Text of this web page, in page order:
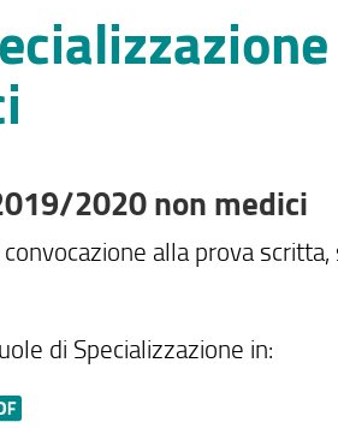
2020 non medici
alla prova
di Specializzazione in: